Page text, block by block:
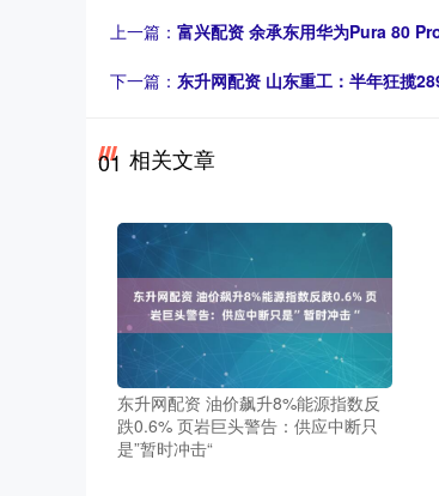
上一篇： 富兴配资 余承东用华为Pura 80
下一篇： 东升网配资 山东重工：半年狂揽
01 相关文章
东升网配资 油价飙升8%能源指数反
跌0.6% 页岩巨头警告：供应中断只
是”暂时冲击“